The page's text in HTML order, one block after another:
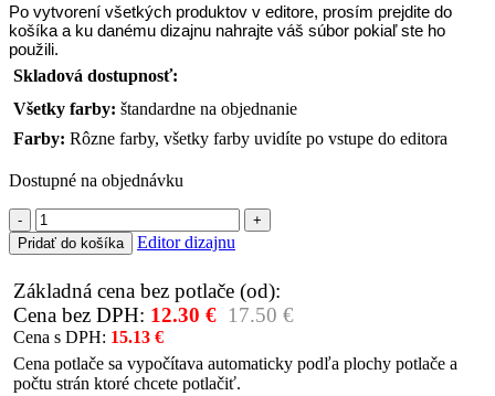
Po vytvorení všetkých produktov v editore, prosím prejdite do
košíka a ku danému dizajnu nahrajte váš súbor pokiaľ ste ho
použili.
Skladová dostupnosť:
Všetky farby: štandardne na objednanie
Farby: Rôzne farby, všetky farby uvidíte po vstupe do editora
Dostupné na objednávku
množstvo
Pánske
športové
hladké
Pridať do košíka Editor dizajnu
Základná cena bez potlače (od):
Cena bez DPH: 12.30 € 17.50 €
Cena s DPH: 15.13 €
Cena potlače sa vypočítava automaticky podľa plochy potlače a
počtu strán ktoré chcete potlačiť.